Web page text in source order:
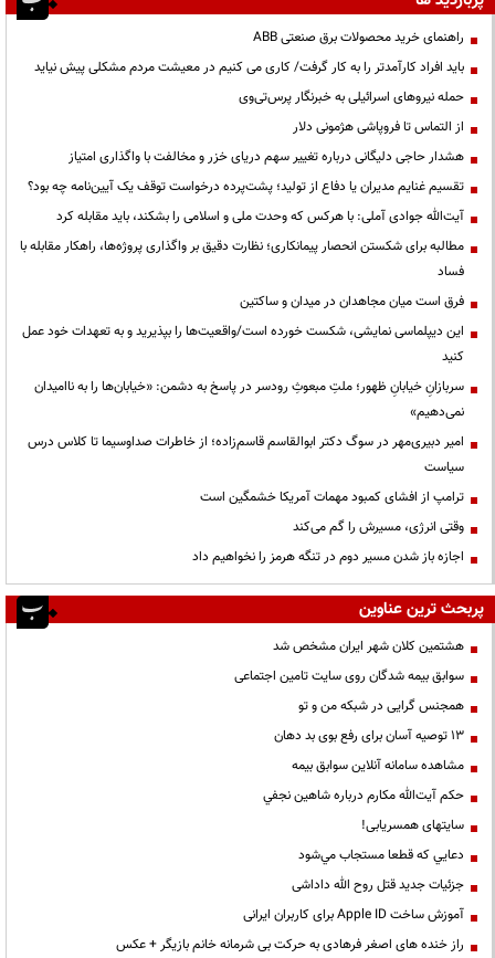
راهنمای خرید محصولات برق صنعتی ABB
باید افراد کارآمدتر را به کار گرفت/ کاری می کنیم در معیشت مردم مشکلی پیش نیاید
حمله نیروهای اسرائیلی به خبرنگار پرس‌تی‌وی
از التماس تا فروپاشی هژمونی دلار
هشدار حاجی دلیگانی درباره تغییر سهم دریای خزر و مخالفت با واگذاری امتیاز
تقسیم غنایم مدیران یا دفاع از تولید؛ پشت‌پرده درخواست توقف یک آیین‌نامه چه بود؟
آیت‌الله جوادی آملی: با هرکس که وحدت ملی و اسلامی را بشکند، باید مقابله کرد
مطالبه برای شکستن انحصار پیمانکاری؛ نظارت دقیق بر واگذاری پروژه‌ها، راهکار مقابله با
فساد
فرق است میان مجاهدان در میدان و ساکتین
این دیپلماسی نمایشی، شکست خورده است/واقعیت‌ها را بپذیرید و به تعهدات خود عمل
کنید
سربازانِ خیابانِ ظهور؛ ملتِ مبعوثِ رودسر در پاسخ به دشمن: «خیابان‌ها را به ناامیدان
نمی‌دهیم»
امیر دبیری‌مهر در سوگ دکتر ابوالقاسم قاسم‌زاده؛ از خاطرات صداوسیما تا کلاس درس
سیاست
ترامپ از افشای کمبود مهمات آمریکا خشمگین است
وقتی انرژی، مسیرش را گم می‌کند
اجازه باز شدن مسیر دوم در تنگه هرمز را نخواهیم داد
پربحث ترین عناوین
هشتمین کلان شهر ایران مشخص شد
سوابق بیمه شدگان روی سایت تامین اجتماعی
همجنس گرایی در شبکه من و تو
13 توصیه آسان برای رفع بوی بد دهان
مشاهده سامانه آنلاين سوابق بیمه
حكم آيت‌الله مكارم درباره شاهين نجفي
سایتهای همسریابی!
دعايي كه قطعا مستجاب مي‌شود
جزئیات جدید قتل روح الله داداشی
آموزش ساخت Apple ID برای کاربران ایرانی
راز خنده های اصغر فرهادی به حرکت بی شرمانه خانم بازیگر + عکس